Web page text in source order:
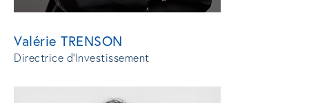
Valérie TRENSON
Directrice d'Investissement